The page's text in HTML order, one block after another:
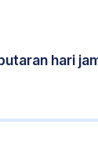
hari